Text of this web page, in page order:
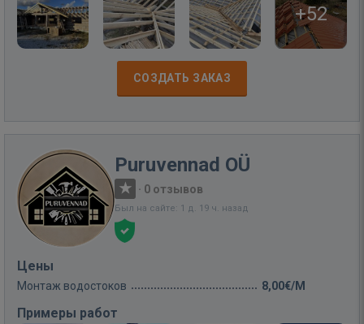
+52
СОЗДАТЬ ЗАКАЗ
Puruvennad OÜ
· 0 отзывов
Был на сайте: 1 д. 19 ч. назад
Цены
Монтаж водостоков 8,00€/M
Примеры работ